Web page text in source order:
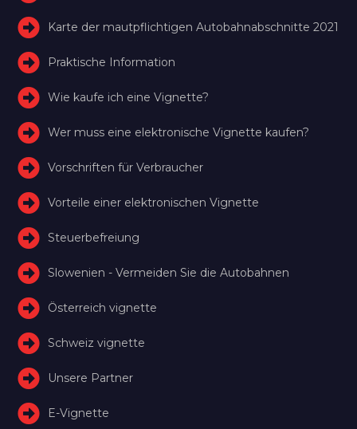
Karte der mautpflichtigen Autobahnabschnitte 2021
Praktische Information
Wie kaufe ich eine Vignette?
Wer muss eine elektronische Vignette kaufen?
Vorschriften für Verbraucher
Vorteile einer elektronischen Vignette
Steuerbefreiung
Slowenien - Vermeiden Sie die Autobahnen
Österreich vignette
Schweiz vignette
Unsere Partner
E-Vignette